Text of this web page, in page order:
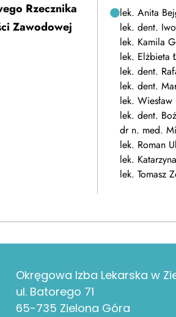
Rzecznika
Zawodowej
lek. Anita
lek. dent.
lek. Kamila
lek. Elżbieta
lek. dent.
lek. dent.
lek. Wiesław
lek. dent.
dr n. med.
lek. Roman
lek.
lek. Tomasz
Okręgowa Izba Lekarska w
ul. Batorego 71
65-735 Zielona Góra